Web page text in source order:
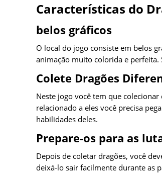
Características do
belos gráficos
O local do jogo consiste em belos
animação muito colorida e perfeita.
Colete Dragões
Neste jogo você tem que
relacionado a eles você precisa
habilidades deles.
Prepare-os para as
Depois de coletar dragões, você
deixá-lo sair facilmente durante as